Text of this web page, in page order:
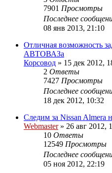
7901 Просмотры
Последнее
08 янв 2013, 21:10
Отличная возможность
АВТОВАЗа
Корсовод » 15 дек 2012,
2 Ответы
7427 Просмотры
Последнее
18 дек 2012, 10:32
Следим за Nissan Almera
Webmaster» 26 авг 2012,
10 Ответы
12549 Просмотры
Последнее
05 ноя 2012, 22:19